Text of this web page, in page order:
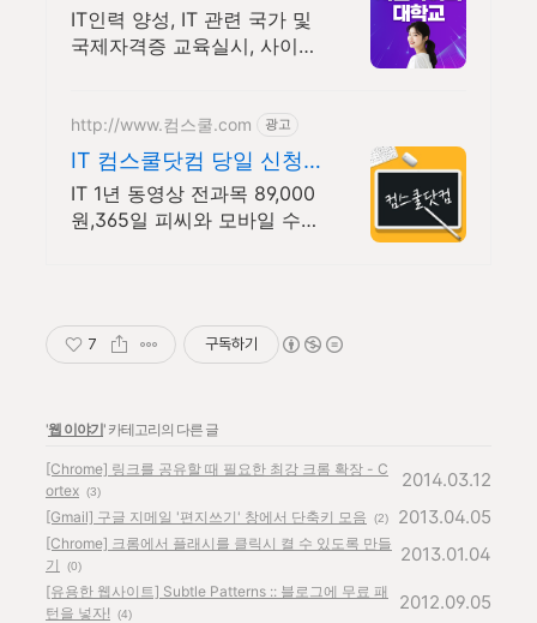
공학과 2026 가을학기 신
편입생
IT인력 양성, IT 관련 국가 및
국제자격증 교육실시, 사이버
수학위까지
http://www.컴스쿨.com 광고
IT 컴스쿨닷컴 당일 신청&
결제시 기프티콘!
IT 1년 동영상 전과목 89,000
원,365일 피씨와 모바일 수강
7 구독하기
'웹 이야기' 카테고리의 다른 글
[Chrome] 링크를 공유할 때 필요한 최강 크롬 확장 - C
ortex (3)
2014.03.12
[Gmail] 구글 지메일 '편지쓰기' 창에서 단축키 모음 (2) 2013.04.05
[Chrome] 크롬에서 플래시를 클릭시 켤 수 있도록 만들
기
(0)
2013.01.04
[유용한 웹사이트] Subtle Patterns :: 블로그에 무료 패
턴을 넣자!
(4)
2012.09.05